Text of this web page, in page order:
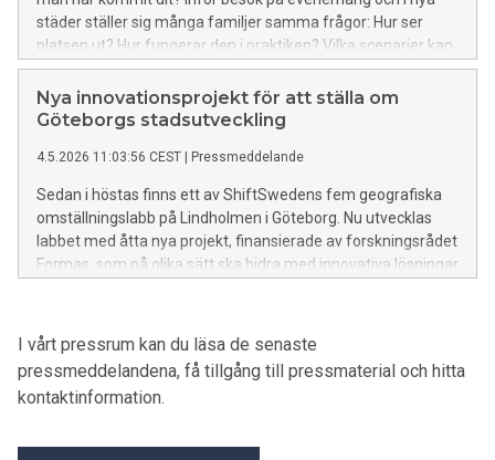
städer ställer sig många familjer samma frågor: Hur ser
platsen ut? Hur fungerar den i praktiken? Vilka scenarier kan
uppstå?
Nya innovationsprojekt för att ställa om
Göteborgs stadsutveckling
4.5.2026 11:03:56 CEST | Pressmeddelande
Sedan i höstas finns ett av ShiftSwedens fem geografiska
omställningslabb på Lindholmen i Göteborg. Nu utvecklas
labbet med åtta nya projekt, finansierade av forskningsrådet
Formas, som på olika sätt ska bidra med innovativa lösningar
I vårt pressrum kan du läsa de senaste
pressmeddelandena, få tillgång till pressmaterial och hitta
kontaktinformation.